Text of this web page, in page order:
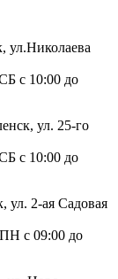
ул.Николаева
с 10:00 до
ул. 25-го
с 10:00 до
2-ая Садовая
с 09:00 до